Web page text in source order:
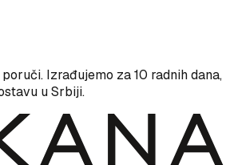
Izrađujemo za 10 radnih dana,
u Srbiji.